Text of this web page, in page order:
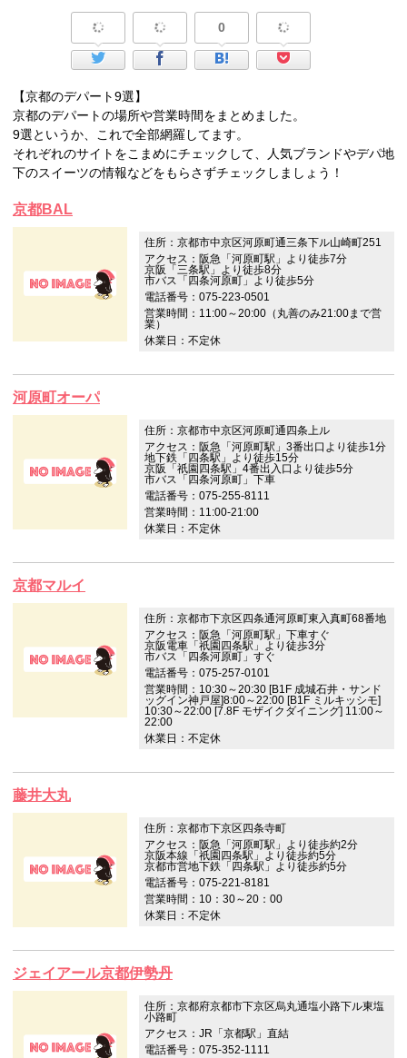
0
【京都のデパート9選】
京都のデパートの場所や営業時間をまとめました。
9選というか、これで全部網羅してます。
それぞれのサイトをこまめにチェックして、人気ブランドやデパ地
下のスイーツの情報などをもらさずチェックしましょう！
京都BAL
住所：京都市中京区河原町通三条下ル山崎町251
アクセス：阪急「河原町駅」より徒歩7分
京阪「三条駅」より徒歩8分
市バス「四条河原町」より徒歩5分
電話番号：075-223-0501
営業時間：11:00～20:00（丸善のみ21:00まで営
業）
休業日：不定休
河原町オーパ
住所：京都市中京区河原町通四条上ル
アクセス：阪急「河原町駅」3番出口より徒歩1分
地下鉄「四条駅」より徒歩15分
京阪「祇園四条駅」4番出入口より徒歩5分
市バス「四条河原町」下車
電話番号：075-255-8111
営業時間：11:00-21:00
休業日：不定休
京都マルイ
住所：京都市下京区四条通河原町東入真町68番地
アクセス：阪急「河原町駅」下車すぐ
京阪電車「祇園四条駅」より徒歩3分
市バス「四条河原町」すぐ
電話番号：075-257-0101
営業時間：10:30～20:30 [B1F 成城石井・サンド
ッグイン神戸屋]8:00～22:00 [B1F ミルキッシモ]
10:30～22:00 [7.8F モザイクダイニング] 11:00～
22:00
休業日：不定休
藤井大丸
住所：京都市下京区四条寺町
アクセス：阪急「河原町駅」より徒歩約2分
京阪本線「祇園四条駅」より徒歩約5分
京都市営地下鉄「四条駅」より徒歩約5分
電話番号：075-221-8181
営業時間：10：30～20：00
休業日：不定休
ジェイアール京都伊勢丹
住所：京都府京都市下京区烏丸通塩小路下ル東塩
小路町
アクセス：JR「京都駅」直結
電話番号：075-352-1111